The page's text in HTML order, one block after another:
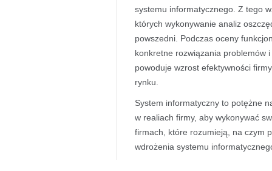
systemu informatycznego. Z tego
których wykonywanie analiz
powszedni. Podczas oceny
konkretne rozwiązania problemów
powoduje wzrost efektywności
rynku.
System informatyczny to potężne
w realiach firmy, aby wykonywać
firmach, które rozumieją, na czym
wdrożenia systemu